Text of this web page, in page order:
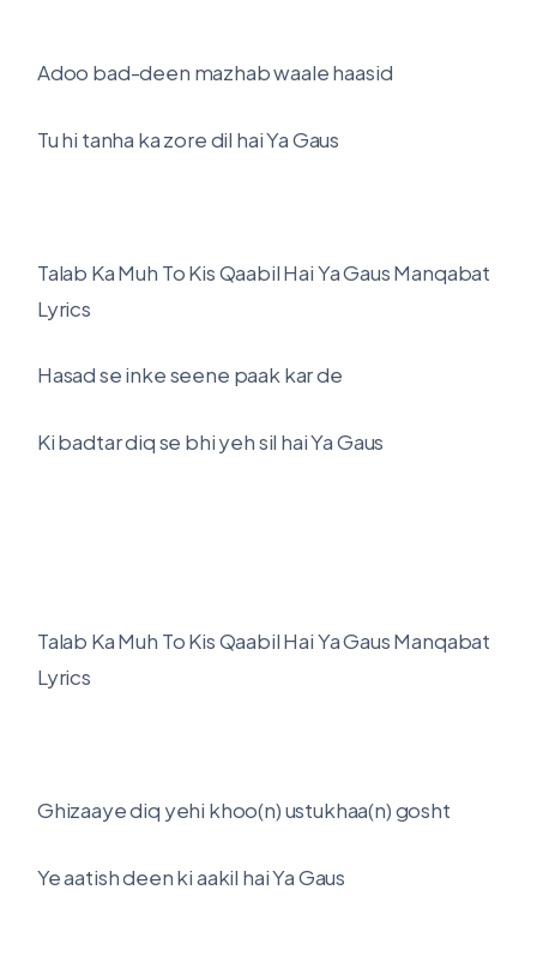
Adoo bad-deen mazhab waale haasid
Tu hi tanha ka zore dil hai Ya Gaus
Talab Ka Muh To Kis Qaabil Hai Ya Gaus Manqabat
Lyrics
Hasad se inke seene paak kar de
Ki badtar diq se bhi yeh sil hai Ya Gaus
Talab Ka Muh To Kis Qaabil Hai Ya Gaus Manqabat
Lyrics
Ghizaaye diq yehi khoo(n) ustukhaa(n) gosht
Ye aatish deen ki aakil hai Ya Gaus